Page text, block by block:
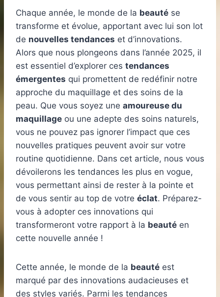
Chaque année, le monde de la beauté se
transforme et évolue, apportant avec lui son lot
de nouvelles tendances et d’innovations.
Alors que nous plongeons dans l’année 2025, il
est essentiel d’explorer ces tendances
émergentes qui promettent de redéfinir notre
approche du maquillage et des soins de la
peau. Que vous soyez une amoureuse du
maquillage ou une adepte des soins naturels,
vous ne pouvez pas ignorer l’impact que ces
nouvelles pratiques peuvent avoir sur votre
routine quotidienne. Dans cet article, nous vous
dévoilerons les tendances les plus en vogue,
vous permettant ainsi de rester à la pointe et
de vous sentir au top de votre éclat. Préparez-
vous à adopter ces innovations qui
transformeront votre rapport à la beauté en
cette nouvelle année !
Cette année, le monde de la beauté est
marqué par des innovations audacieuses et
des styles variés. Parmi les tendances